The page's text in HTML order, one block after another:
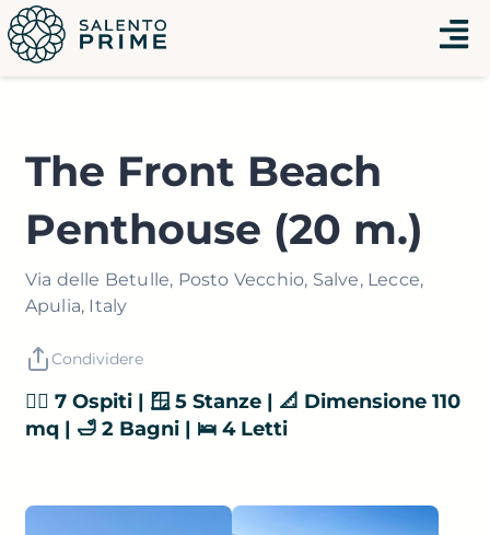
Vai
al
contenuto
Menu
The Front Beach
Penthouse (20 m.)
Via delle Betulle, Posto Vecchio, Salve, Lecce,
Apulia, Italy
Condividere
👯‍♂️ 7 Ospiti | 🪟 5 Stanze | 📐 Dimensione 110
mq | 🛁 2 Bagni | 🛌 4 Letti